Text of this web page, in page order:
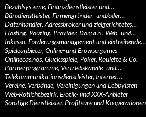
Bezahlsysteme, Finanzdienstleister und…
Bürodienstleister, Firmengründer- und/oder…
Datenhändler, Adressbroker und zielgerichtetes…
Hosting, Routing, Provider, Domain-, Web- und…
Inkasso, Forderungsmanagement und eintreibende…
Spieleanbieter, Online- und Browsergames
Onlinecasinos, Glücksspiele, Poker, Roulette & Co.
Partnerprogramme, Vertriebskanäle- und…
Telekommunikationsdienstleister, Internet…
Vereine, Verbände, Vereinigungen und Lobbyisten
Web-Rotlichtbezirk, Erotik- und XXX-Anbieter
Sonstige Dienstleister, Profiteure und Kooperationen